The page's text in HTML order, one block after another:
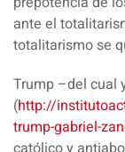
ante el
totalitarismo se
Trump –del cual
(http://
trump-gabriel-